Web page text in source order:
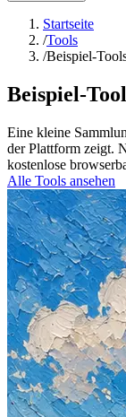
Startseite
/Tools
/Beispiel-
Beispiel-
Eine kleine
der Plattform zeigt.
kostenlose
Alle Tools ansehen